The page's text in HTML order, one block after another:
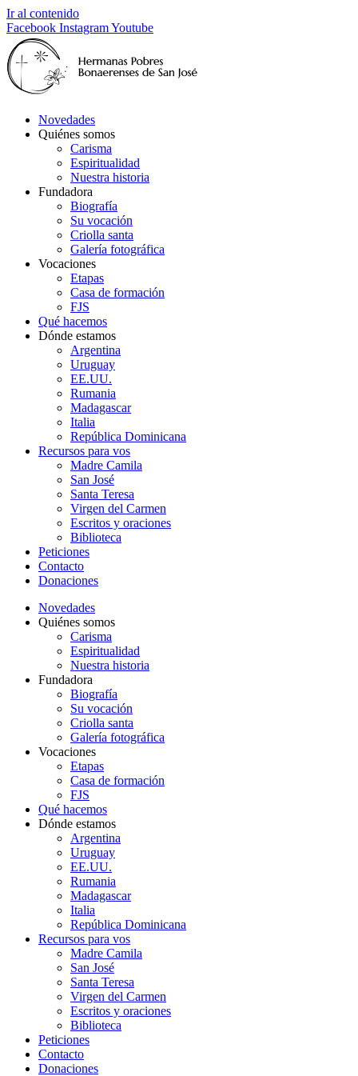
Ir al contenido
Facebook InstagramYoutube
Novedades
Quiénes somos
Carisma
Espiritualidad
Nuestra historia
Fundadora
Biografía
Su vocación
Criolla santa
Galería fotográfica
Vocaciones
Etapas
Casa de formación
FJS
Qué hacemos
Dónde estamos
Argentina
Uruguay
EE.UU.
Rumania
Madagascar
Italia
República Dominicana
Recursos para vos
Madre Camila
San José
Santa Teresa
Virgen del Carmen
Escritos y oraciones
Biblioteca
Peticiones
Contacto
Donaciones
Novedades
Quiénes somos
Carisma
Espiritualidad
Nuestra historia
Fundadora
Biografía
Su vocación
Criolla santa
Galería fotográfica
Vocaciones
Etapas
Casa de formación
FJS
Qué hacemos
Dónde estamos
Argentina
Uruguay
EE.UU.
Rumania
Madagascar
Italia
República Dominicana
Recursos para vos
Madre Camila
San José
Santa Teresa
Virgen del Carmen
Escritos y oraciones
Biblioteca
Peticiones
Contacto
Donaciones